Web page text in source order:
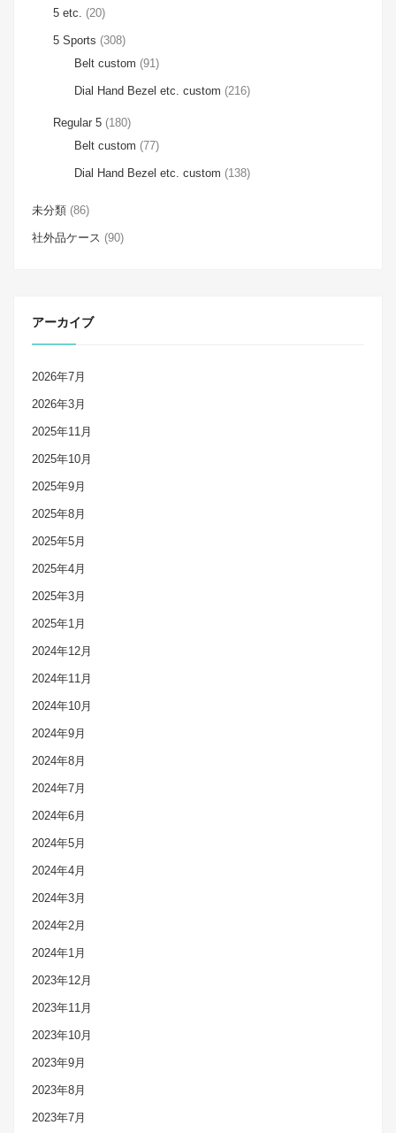
5 etc. (20)
5 Sports (308)
Belt custom (91)
Dial Hand Bezel etc. custom (216)
Regular 5 (180)
Belt custom (77)
Dial Hand Bezel etc. custom (138)
未分類 (86)
社外品ケース (90)
アーカイブ
2026年7月
2026年3月
2025年11月
2025年10月
2025年9月
2025年8月
2025年5月
2025年4月
2025年3月
2025年1月
2024年12月
2024年11月
2024年10月
2024年9月
2024年8月
2024年7月
2024年6月
2024年5月
2024年4月
2024年3月
2024年2月
2024年1月
2023年12月
2023年11月
2023年10月
2023年9月
2023年8月
2023年7月